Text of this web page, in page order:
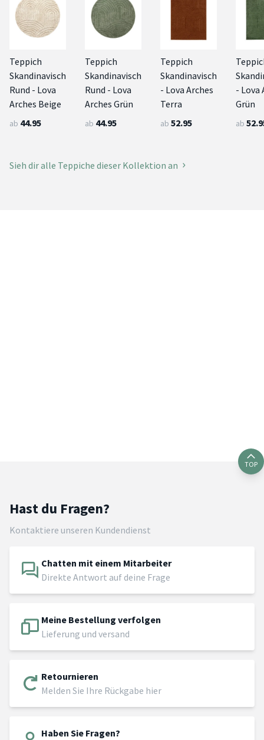
Teppich
Skandinavisch
Rund - Lova
Arches Beige
ab 44.95
Teppich
Skandinavisch
Rund - Lova
Arches Grün
ab 44.95
Teppich
Skandinavisch
- Lova Arches
Terra
ab 52.95
- Lova
Grün
ab
Sieh dir alle Teppiche dieser Kollektion an
TOP
Hast du Fragen?
Kontaktiere unseren Kundendienst
Chatten mit einem Mitarbeiter
Direkte Antwort auf deine Frage
Meine Bestellung verfolgen
Lieferung und versand
Retournieren
Melden Sie Ihre Rückgabe hier
Haben Sie Fragen?